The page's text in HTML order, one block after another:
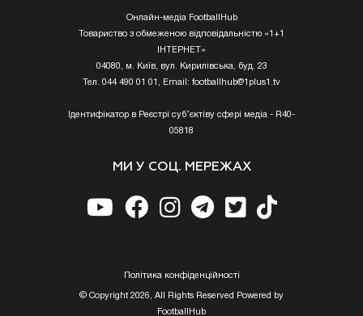
Онлайн-медіа FootballHub
Товариство з обмеженою відповідальністю «1+1
ІНТЕРНЕТ»
04080, м. Київ, вул. Кирилівська, буд. 23
Тел. 044 490 01 01, Email: footballhub@1plus1.tv
Ідентифікатор в Реєстрі суб’єктіву сфері медіа - R40-
05818
МИ У СОЦ. МЕРЕЖАХ
Полiтика конфiденцiйностi
© Copyright 2026, All Rights Reserved Powered by
FootballHub